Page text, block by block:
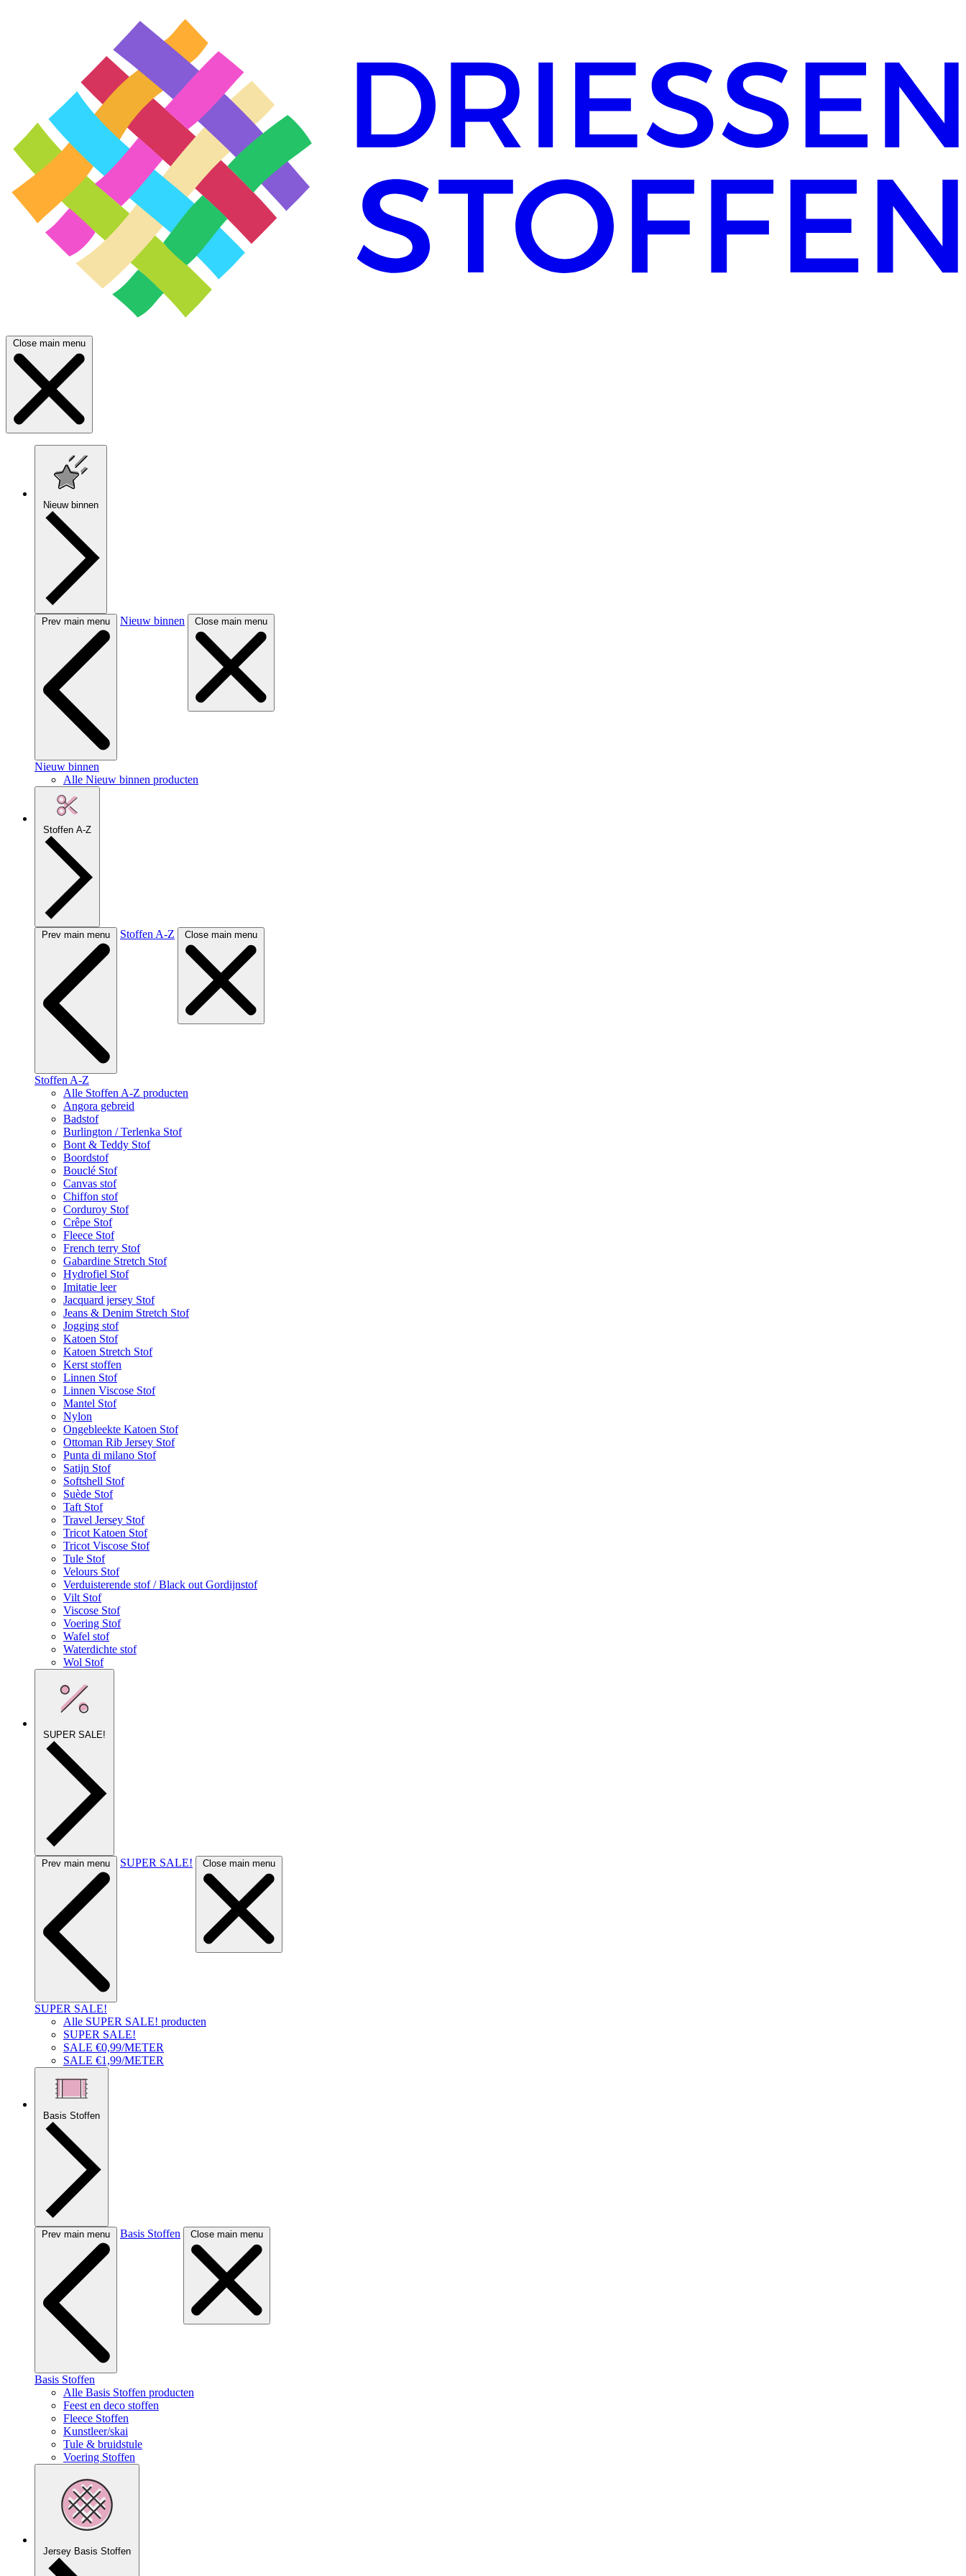
Close main menu
Nieuw binnen
Prev main menu Nieuw binnen Close main menu
Nieuw binnen
Alle Nieuw binnen producten
Stoffen A-Z
Prev main menu Stoffen A-Z Close main menu
Stoffen A-Z
Alle Stoffen A-Z producten
Angora gebreid
Badstof
Burlington / Terlenka Stof
Bont & Teddy Stof
Boordstof
Bouclé Stof
Canvas stof
Chiffon stof
Corduroy Stof
Crêpe Stof
Fleece Stof
French terry Stof
Gabardine Stretch Stof
Hydrofiel Stof
Imitatie leer
Jacquard jersey Stof
Jeans & Denim Stretch Stof
Jogging stof
Katoen Stof
Katoen Stretch Stof
Kerst stoffen
Linnen Stof
Linnen Viscose Stof
Mantel Stof
Nylon
Ongebleekte Katoen Stof
Ottoman Rib Jersey Stof
Punta di milano Stof
Satijn Stof
Softshell Stof
Suède Stof
Taft Stof
Travel Jersey Stof
Tricot Katoen Stof
Tricot Viscose Stof
Tule Stof
Velours Stof
Verduisterende stof / Black out Gordijnstof
Vilt Stof
Viscose Stof
Voering Stof
Wafel stof
Waterdichte stof
Wol Stof
SUPER SALE!
Prev main menu SUPER SALE! Close main menu
SUPER SALE!
Alle SUPER SALE! producten
SUPER SALE!
SALE €0,99/METER
SALE €1,99/METER
Basis Stoffen
Prev main menu Basis Stoffen Close main menu
Basis Stoffen
Alle Basis Stoffen producten
Feest en deco stoffen
Fleece Stoffen
Kunstleer/skai
Tule & bruidstule
Voering Stoffen
Jersey Basis Stoffen